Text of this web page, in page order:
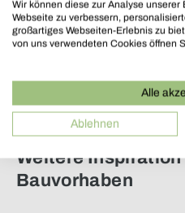
Weitere Inspiration
Bauvorhaben
Wir können diese zur Analyse
Webseite zu verbessern,
großartiges Webseiten-Erlebnis zu
von uns verwendeten Cookies öffnen
Alle
Ablehnen